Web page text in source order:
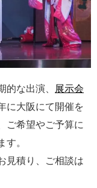
的な出演、
展示会
に大阪にて開催を
ご希望やご予算に
す。
見積り、ご相談は